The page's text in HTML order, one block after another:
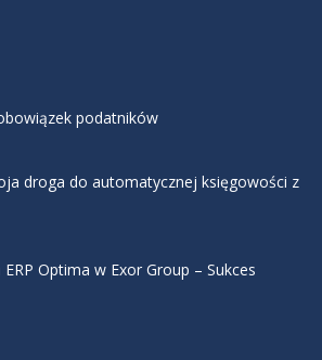
podatników
droga do automatycznej księgowości z
Optima w Exor Group – Sukces